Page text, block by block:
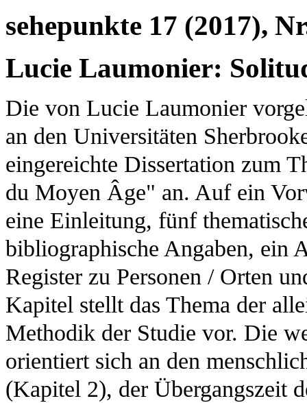
sehepunkte 17 (2017),
Lucie Laumonier:
Die von Lucie Laumonier
an den Universitäten
eingereichte Dissertation zum
du Moyen Âge" an. Auf ein
eine Einleitung, fünf
bibliographische Angaben, ein
Register zu Personen / Orten
Kapitel stellt das Thema der
Methodik der Studie vor. Die
orientiert sich an den
(Kapitel 2), der Übergangszeit